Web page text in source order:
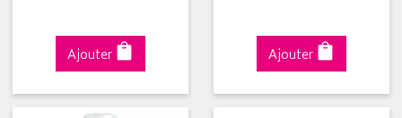
Ajouter Ajouter